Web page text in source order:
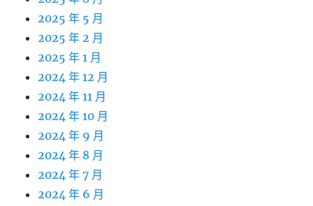
2025 年 5 月
2025 年 2 月
2025 年 1 月
2024 年 12 月
2024 年 11 月
2024 年 10 月
2024 年 9 月
2024 年 8 月
2024 年 7 月
2024 年 6 月